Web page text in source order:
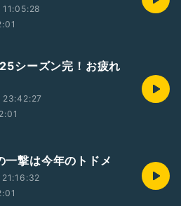
シーズン完！お疲れ
撃は今年のトドメ